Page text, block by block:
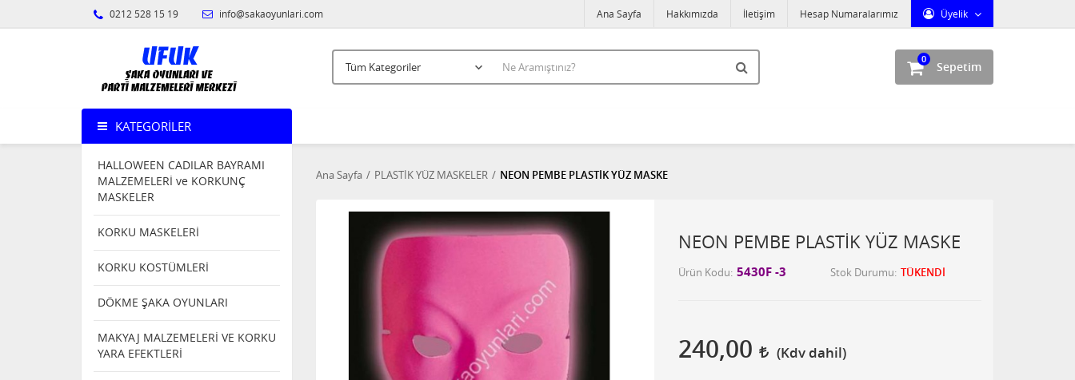
0212 528 15 19 info@sakaoyunlari.com Üyelik
Ana Sayfa Hakkımızda İletişim Hesap Numaralarımız
Sepetim
0
KATEGORILER
HALLOWEEN CADILAR BAYRAMI
MALZEMELERİ ve KORKUNÇ
MASKELER
KORKU MASKELERİ
KORKU KOSTÜMLERİ
DÖKME ŞAKA OYUNLARI
MAKYAJ MALZEMELERİ VE KORKU
YARA EFEKTLERİ
Ana Sayfa PLASTİK YÜZ MASKELER NEON PEMBE PLASTİK YÜZ MASKE
NEON PEMBE PLASTİK YÜZ MASKE
Ürün Kodu 5430F -3 Stok Durumu TÜKENDİ
240,00